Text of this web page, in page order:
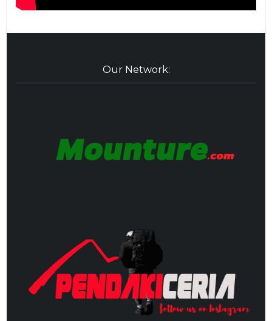
Our Network: